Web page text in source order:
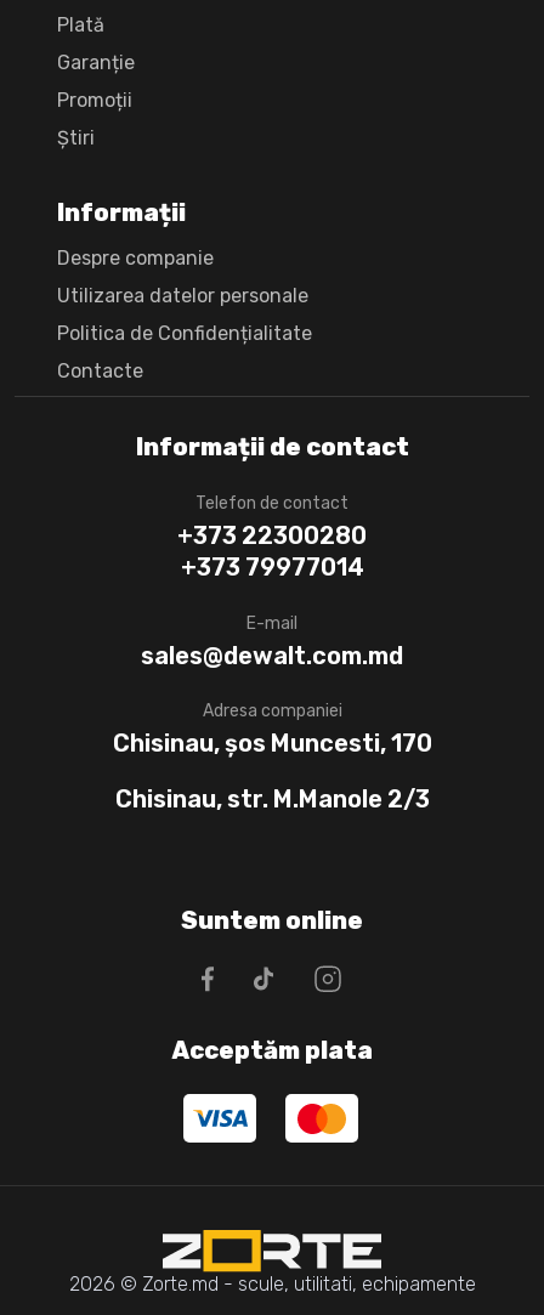
Informații de contact
Telefon de contact
+373 22300280
+373 79977014
E-mail
sales@dewalt.com.md
Adresa companiei
Chisinau, șos Muncesti, 170
Chisinau, str. M.Manole 2/3
Plată
Garanție
Promoții
Știri
Informații
Despre companie
Utilizarea datelor personale
Politica de Confidențialitate
Сontacte
Suntem online
Acceptăm plata
2026 © Zorte.md - scule, utilitati, echipamente